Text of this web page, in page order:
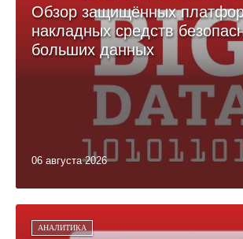
Обзор защищённых
накладных средств
больших данных
06 августа 2026
АНАЛИТИКА